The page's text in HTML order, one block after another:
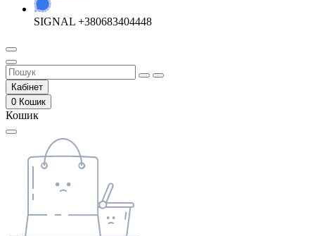
SIGNAL +380683404448
Кабінет
0 Кошик
Кошик